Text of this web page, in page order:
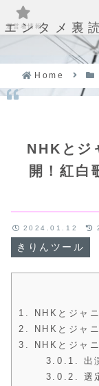
エンタメ裏
Home
NHKとジ
開！紅白
きりんツール
2024.01.12
1.
NHKとジャ
2.
NHKとジャ
3.
NHKとジャ
3.0.1.
出
3.0.2.
選
運営者情報